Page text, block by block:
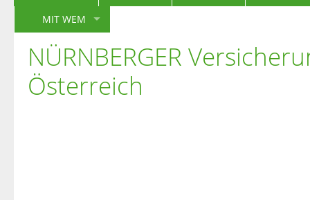
MIT WEM
NÜRNBERGER
Österreich